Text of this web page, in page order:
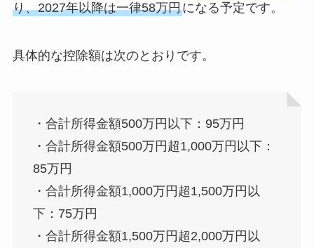
り、2027年以降は一律58万円になる予定です。
具体的な控除額は次のとおりです。
・合計所得金額500万円以下：95万円
・合計所得金額500万円超1,000万円以下：
85万円
・合計所得金額1,000万円超1,500万円以
下：75万円
・合計所得金額1,500万円超2,000万円以